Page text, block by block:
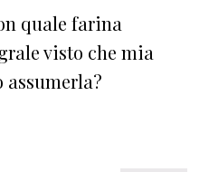
quale farina
visto che mia